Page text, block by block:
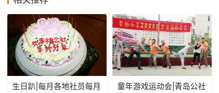
生日趴|每月各地社员每月
童年游戏运动会|青岛公社